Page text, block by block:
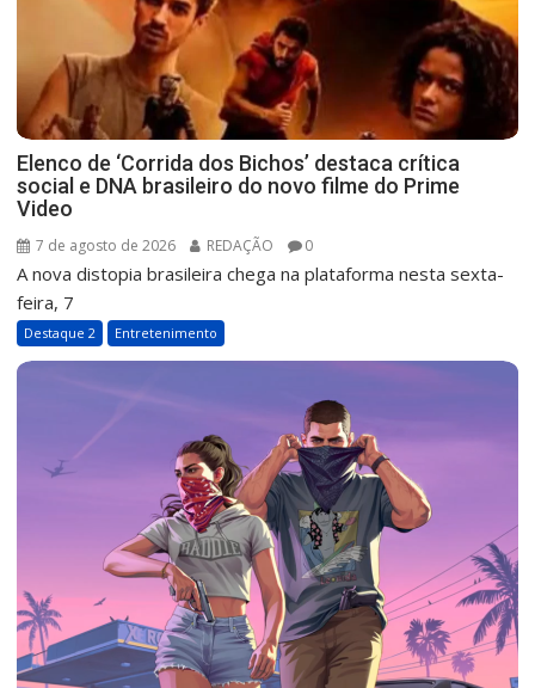
Elenco de ‘Corrida dos Bichos’ destaca crítica
social e DNA brasileiro do novo filme do Prime
Video
7 de agosto de 2026 REDAÇÃO 0
A nova distopia brasileira chega na plataforma nesta sexta-
feira, 7
Destaque 2 Entretenimento